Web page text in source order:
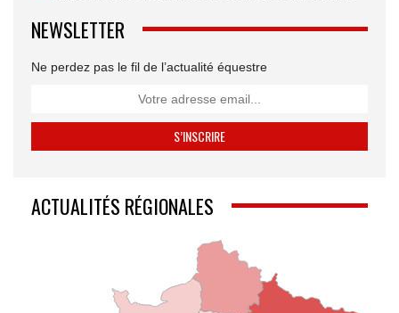
NEWSLETTER
Ne perdez pas le fil de l’actualité équestre
ACTUALITÉS RÉGIONALES